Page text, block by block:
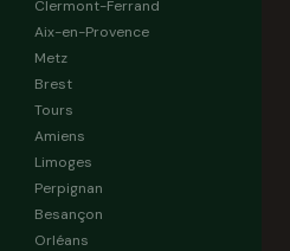
Clermont-Ferrand
Aix-en-Provence
Metz
Brest
Tours
Amiens
Limoges
Perpignan
Besançon
Orléans